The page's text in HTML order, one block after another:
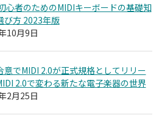
心者のためのMIDIキーボードの基礎知
び方 2023年版
10月9日
意でMIDI 2.0が正式規格としてリリー
2.0で変わる新たな電子楽器の世界
2月25日